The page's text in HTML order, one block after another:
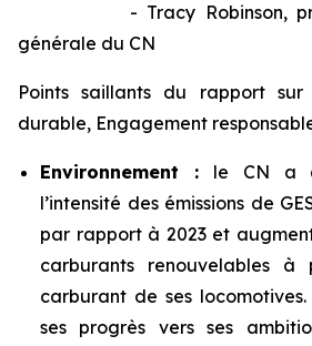
- Tracy Robinson,
générale du CN
Points saillants du rapport sur
durable, Engagement
Environnement :le CN a
l’intensité des émissions de
par rapport à 2023 et
carburants renouvelables
carburant de ses
ses progrès vers ses